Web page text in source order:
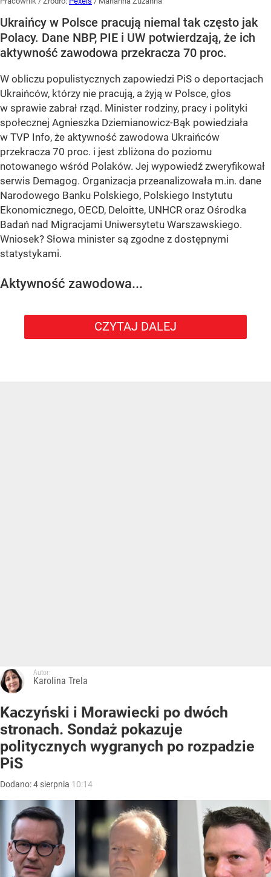
Ukraińcy w Polsce pracują niemal tak często jak
Polacy. Dane NBP, PIE i UW potwierdzają, że ich
aktywność zawodowa przekracza 70 proc.
W obliczu populistycznych zapowiedzi PiS o deportacjach
Ukraińców, którzy nie pracują, a żyją w Polsce, głos
w sprawie zabrał rząd. Minister rodziny, pracy i polityki
społecznej Agnieszka Dziemianowicz-Bąk powiedziała
w TVP Info, że aktywność zawodowa Ukraińców
przekracza 70 proc. i jest zbliżona do poziomu
notowanego wśród Polaków. Jej wypowiedź zweryfikował
serwis Demagog. Organizacja przeanalizowała m.in. dane
Narodowego Banku Polskiego, Polskiego Instytutu
Ekonomicznego, OECD, Deloitte, UNHCR oraz Ośrodka
Badań nad Migracjami Uniwersytetu Warszawskiego.
Wniosek? Słowa minister są zgodne z dostępnymi
statystykami.
Aktywność zawodowa...
CZYTAJ DALEJ
Autor:
Karolina Trela
Kaczyński i Morawiecki po dwóch
stronach. Sondaż pokazuje
politycznych wygranych po rozpadzie
PiS
Dodano:4 sierpnia 10:14